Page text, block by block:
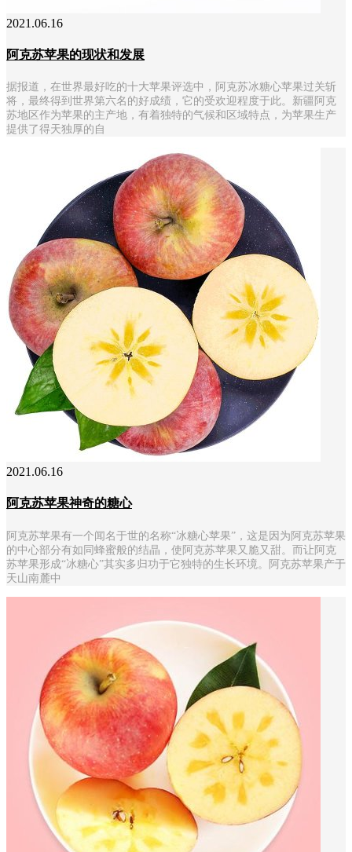
2021.06.16
阿克苏苹果的现状和发展
据报道，在世界最好吃的十大苹果评选中，阿克苏冰糖心苹果过关斩
将，最终得到世界第六名的好成绩，它的受欢迎程度于此。新疆阿克
苏地区作为苹果的主产地，有着独特的气候和区域特点，为苹果生产
提供了得天独厚的自
2021.06.16
阿克苏苹果神奇的糖心
阿克苏苹果有一个闻名于世的名称“冰糖心苹果”，这是因为阿克苏苹果
的中心部分有如同蜂蜜般的结晶，使阿克苏苹果又脆又甜。而让阿克
苏苹果形成“冰糖心”其实多归功于它独特的生长环境。阿克苏苹果产于
天山南麓中